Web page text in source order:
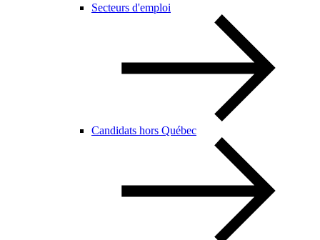
Secteurs d'emploi
Candidats hors Québec